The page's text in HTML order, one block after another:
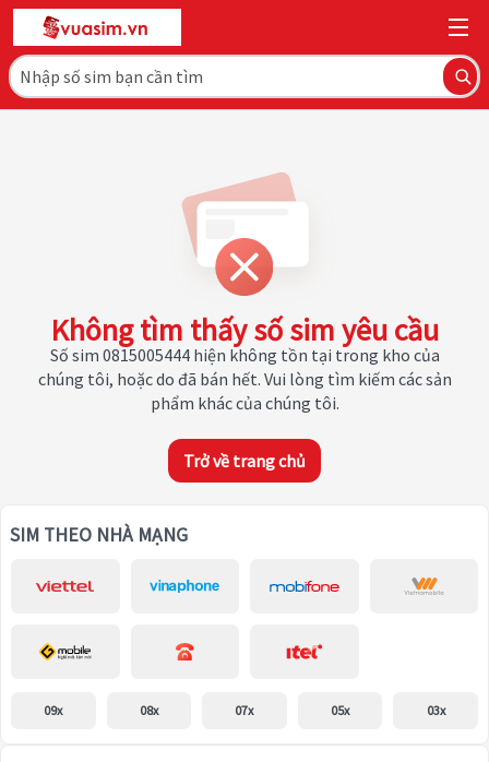
Không tìm thấy số sim yêu cầu
Số sim 0815005444 hiện không tồn tại trong kho của
chúng tôi, hoặc do đã bán hết. Vui lòng tìm kiếm các sản
phẩm khác của chúng tôi.
Trở về trang chủ
SIM THEO NHÀ MẠNG
09x 08x 07x 05x 03x